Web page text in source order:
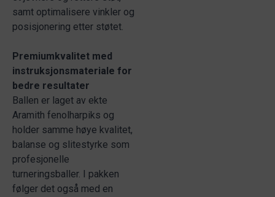
samt optimalisere vinkler og
posisjonering etter støtet.
Premiumkvalitet med
instruksjonsmateriale for
bedre resultater
Ballen er laget av ekte
Aramith fenolharpiks og
holder samme høye kvalitet,
balanse og slitestyrke som
profesjonelle
turneringsballer. I pakken
følger det også med en